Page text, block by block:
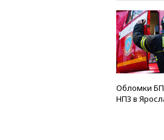
СТИЛЬ
Обломки
НПЗ в